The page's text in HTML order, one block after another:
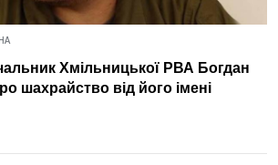
Хмільницької РВА Богдан
шахрайство від його імені